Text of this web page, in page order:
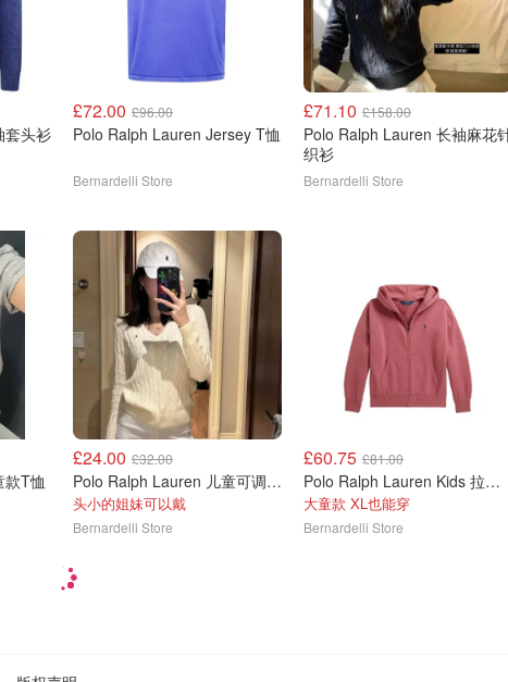
套头衫
£72.00 £96.00
Polo Ralph Lauren Jersey T恤
Bernardelli Store
£71.10 £158.00
Polo Ralph Lauren 长袖麻花针
织衫
Bernardelli Store
T恤
£24.00 £32.00
Polo Ralph Lauren 儿童可调节帽
头小的姐妹可以戴
Bernardelli Store
£60.75 £81.00
Polo Ralph Lauren Kids 拉链卫衣 针织款
大童款 XL也能穿
Bernardelli Store